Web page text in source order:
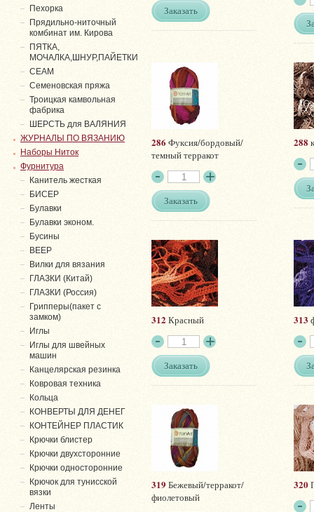
Заказать
286Фуксия/бордовый/
темный терракот
Заказать
288
312Красный
Заказать
313
319Бежевый/терракот/
фиолетовый
320
Пехорка
Прядильно-ниточный
комбинат им. Кирова
ПЯТКА,
МОЧАЛКА,ШНУР,ПАЙЕТКИ
СЕАМ
Семеновская пряжа
Троицкая камвольная
фабрика
ШЕРСТЬ для ВАЛЯНИЯ
ЖУРНАЛЫ ПО ВЯЗАНИЮ
Наборы Ниток
Фурнитура
Канитель жесткая
БИСЕР
Булавки
Булавки эконом.
Бусины
ВЕЕР
Вилки для вязания
ГЛАЗКИ (Китай)
ГЛАЗКИ (Россия)
Грипперы(пакет с
замком)
Иглы
Иглы для швейных
машин
Канцелярская резинка
Ковровая техника
Кольца
КОНВЕРТЫ ДЛЯ ДЕНЕГ
КОНТЕЙНЕР ПЛАСТИК
Крючки блистер
Крючки двухсторонние
Крючки односторонние
Крючок для тунисской
вязки
Ленты